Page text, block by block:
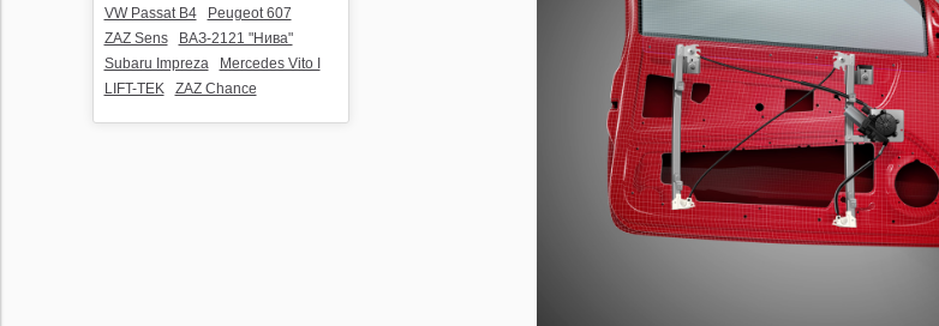
VW Passat B4
Peugeot 607
ZAZ Sens
ВАЗ-2121 "Нива"
Subaru Impreza
Mercedes Vito I
LIFT-TEK
ZAZ Chance